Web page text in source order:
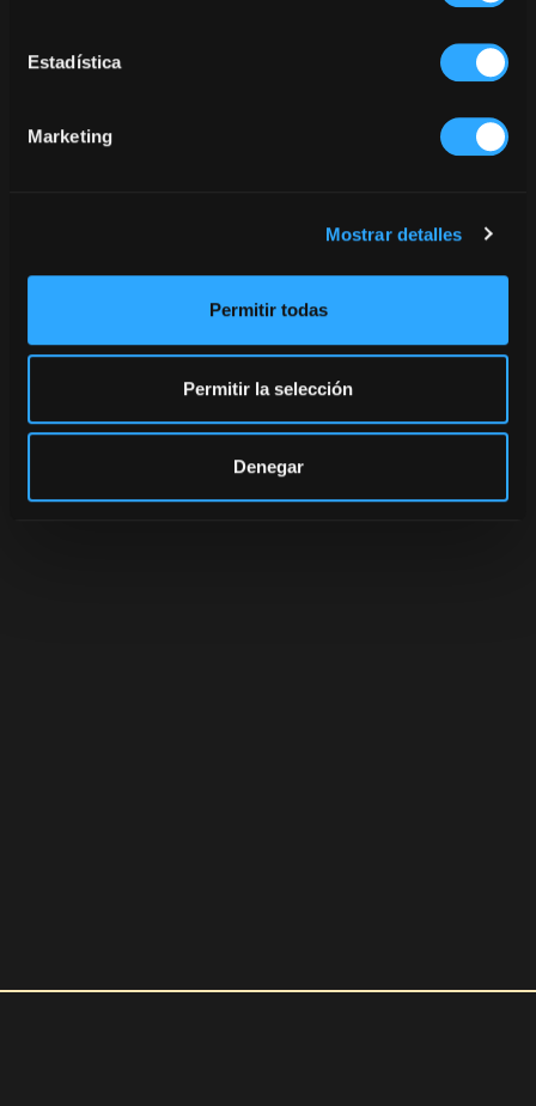
Estadística
Marketing
Mostrar detalles
Permitir todas
Permitir la selección
Denegar
ara també des de casa teva, el teu cotxe o el teu lloc